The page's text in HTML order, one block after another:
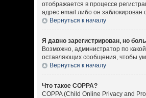
отображается в процессе
адрес email либо он
Вернуться к началу
Я давно зарегистрирован, но
Возможно, администратор по
оставляющих сообщения, чтобы
Вернуться к началу
Что такое COPPA?
COPPA (Child Online Privacy and